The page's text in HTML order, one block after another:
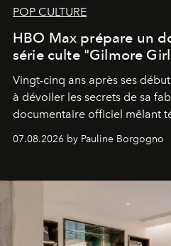
POP CULTURE
HBO Max prépare un
série culte "Gilmore
Vingt-cinq ans après ses
à dévoiler les secrets de sa
documentaire officiel mêlant
inédites et plongée dans les
générationnel.
07.08.2026 by Pauline Borgogno